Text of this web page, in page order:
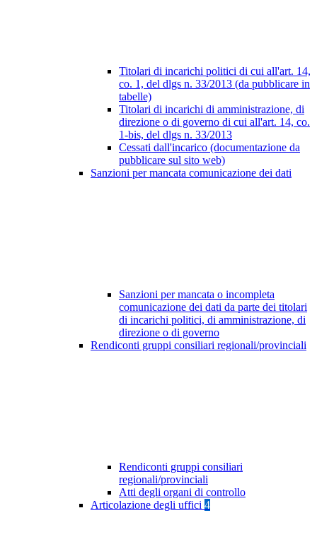
Titolari di incarichi politici di cui all'art. 14,
co. 1, del dlgs n. 33/2013 (da pubblicare in
tabelle)
Titolari di incarichi di amministrazione, di
direzione o di governo di cui all'art. 14, co.
1-bis, del dlgs n. 33/2013
Cessati dall'incarico (documentazione da
pubblicare sul sito web)
Sanzioni per mancata comunicazione dei dati
Sanzioni per mancata o incompleta
comunicazione dei dati da parte dei titolari
di incarichi politici, di amministrazione, di
direzione o di governo
Rendiconti gruppi consiliari regionali/provinciali
Rendiconti gruppi consiliari
regionali/provinciali
Atti degli organi di controllo
Articolazione degli uffici 4